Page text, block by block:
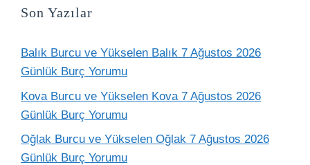
Son Yazılar
Balık Burcu ve Yükselen Balık 7 Ağustos 2026
Günlük Burç Yorumu
Kova Burcu ve Yükselen Kova 7 Ağustos 2026
Günlük Burç Yorumu
Oğlak Burcu ve Yükselen Oğlak 7 Ağustos 2026
Günlük Burç Yorumu